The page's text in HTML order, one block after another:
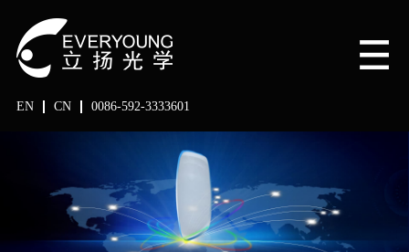
EN CN 0086-592-3333601